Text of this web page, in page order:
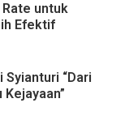
untuk
Efektif
Syianturi “Dari